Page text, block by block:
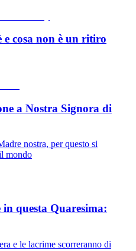
e cosa non è un ritiro
a Nostra Signora di
nostra, per questo si
mondo
questa Quaresima:
e le lacrime scorreranno di